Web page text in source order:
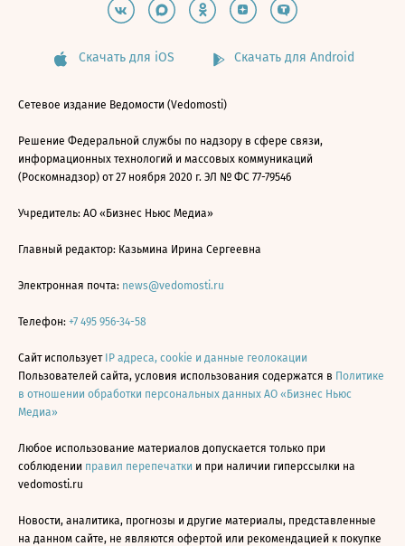
Скачать для iOS Скачать для Android
Сетевое издание Ведомости (Vedomosti)
Решение Федеральной службы по надзору в сфере связи,
информационных технологий и массовых коммуникаций
(Роскомнадзор) от 27 ноября 2020 г. ЭЛ № ФС 77-79546
Учредитель: АО «Бизнес Ньюс Медиа»
Главный редактор: Казьмина Ирина Сергеевна
Электронная почта: news@vedomosti.ru
Телефон: +7 495 956-34-58
Сайт использует IP адреса, cookie и данные геолокации
Пользователей сайта, условия использования содержатся в Политике
в отношении обработки персональных данных АО «Бизнес Ньюс
Медиа»
Любое использование материалов допускается только при
соблюдении правил перепечатки и при наличии гиперссылки на
vedomosti.ru
Новости, аналитика, прогнозы и другие материалы, представленные
на данном сайте, не являются офертой или рекомендацией к покупке